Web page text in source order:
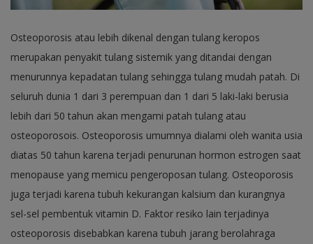
Osteoporosis atau lebih dikenal dengan tulang keropos
merupakan penyakit tulang sistemik yang ditandai dengan
menurunnya kepadatan tulang sehingga tulang mudah patah. Di
seluruh dunia 1 dari 3 perempuan dan 1 dari 5 laki-laki berusia
lebih dari 50 tahun akan mengami patah tulang atau
osteoporosois. Osteoporosis umumnya dialami oleh wanita usia
diatas 50 tahun karena terjadi penurunan hormon estrogen saat
menopause yang memicu pengeroposan tulang. Osteoporosis
juga terjadi karena tubuh kekurangan kalsium dan kurangnya
sel-sel pembentuk vitamin D. Faktor resiko lain terjadinya
osteoporosis disebabkan karena tubuh jarang berolahraga